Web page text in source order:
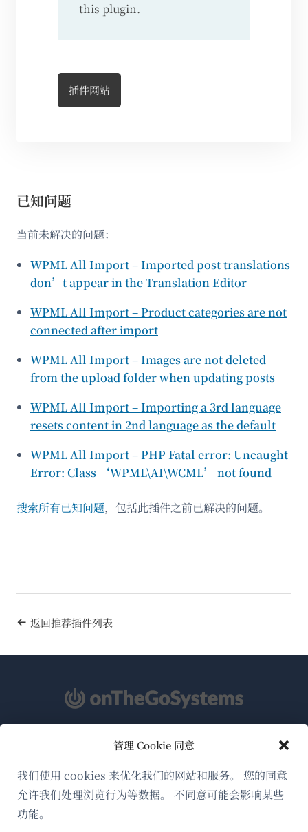
管理 Cookie 同意
我们使用 cookies 来优化我们的网站和服务。 您的同意
允许我们处理浏览行为等数据。 不同意可能会影响某些
功能。
this plugin.
插件网站
已知问题
当前未解决的问题：
WPML All Import – Imported post translations
don’t appear in the Translation Editor
WPML All Import – Product categories are not
connected after import
WPML All Import – Images are not deleted
from the upload folder when updating posts
WPML All Import – Importing a 3rd language
resets content in 2nd language as the default
WPML All Import – PHP Fatal error: Uncaught
Error: Class ‘WPML\AI\WCML’ not found
搜索所有已知问题，包括此插件之前已解决的问题。
返回推荐插件列表
关于WPML
GDPR与隐私政策
加入我们的团队（在